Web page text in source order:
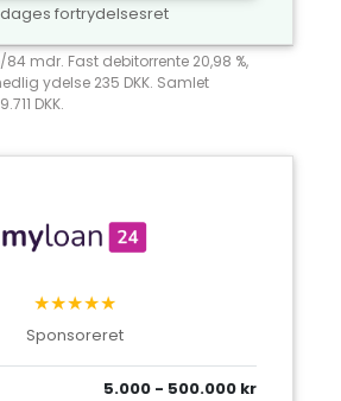
dages fortrydelsesret
84 mdr. Fast debitorrente 20,98 %,
ydelse 235 DKK. Samlet
DKK.
★★★★★
Sponsoreret
5.000 - 500.000 kr